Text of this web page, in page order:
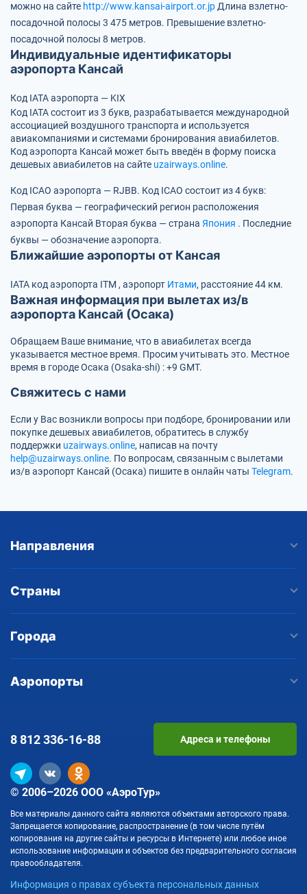
можно на сайте http://www.kansai-airport.or.jp Длина взлетно-
посадочной полосы 3 475 метров. Превышение взлетно-
посадочной полосы 8 метров.
Индивидуальные идентификаторы
аэропорта Кансай
Код IATA аэропорта — KIX
Код IATA состоит из 3 букв, разрабатывается международной
ассоциацией воздушного транспорта и используется
авиакомпаниями и системами бронирования авиабилетов.
Код аэропорта Кансай может быть введён в форму поиска
дешевых авиабилетов на сайте uzairways.online.
Код ICAO аэропорта — RJBB. Код ICAO состоит из 4 букв:
Первая буква — географический регион расположения
аэропорта Кансай Вторая буква — страна Япония . Последние
буквы — обозначение аэропорта.
Ближайшие аэропорты от Кансая
IATA код аэропорта ITM , аэропорт Итами, расстояние 44 км.
Важная информация при вылетах из/в
аэропорта Кансай (Осака)
Обращаем Ваше внимание, что в авиабилетах всегда
указывается местное время. Просим учитывать это. Местное
время в городе Осака (Osaka-shi) : +9 GMT.
Свяжитесь с нами
Если у Вас возникли вопросы при подборе, бронировании или
покупке дешевых авиабилетов, обратитесь в службу
поддержки uzairways.online, написав на почту
help@uzairways.online. По вопросам, связанным с вылетами
из/в аэропорт Кансай (Осака) пишите в онлайн чаты Telegram.
Направления
Страны
Города
Аэропорты
© 2006–2026 ООО «АэроТур»
Все материалы данного сайта являются объектами авторского права.
Запрещается копирование, распространение (в том числе путём
копирования на другие сайты и ресурсы в Интернете) или любое иное
использование информации и объектов без предварительного согласия
правообладателя.
Информация о правах субъекта персональных данных
8 812336-16-88 Адреса и телефоны